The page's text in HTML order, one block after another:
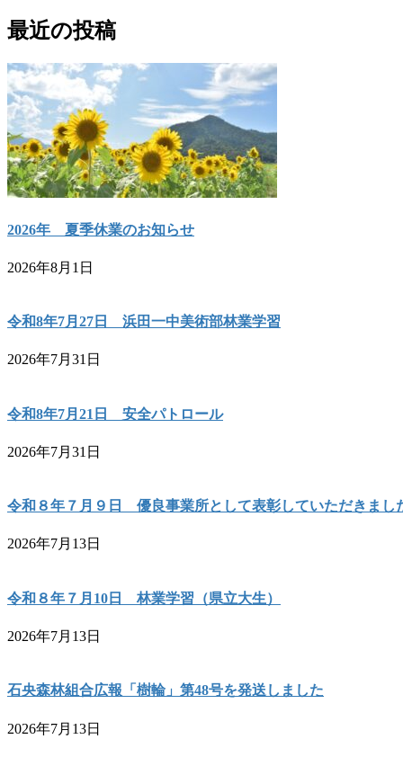
最近の投稿
2026年 夏季休業のお知らせ
2026年8月1日
令和8年7月27日 浜田一中美術部林業学習
2026年7月31日
令和8年7月21日 安全パトロール
2026年7月31日
令和８年７月９日 優良事業所として表彰していただきまし
2026年7月13日
令和８年７月10日 林業学習（県立大生）
2026年7月13日
石央森林組合広報「樹輪」第48号を発送しました
2026年7月13日